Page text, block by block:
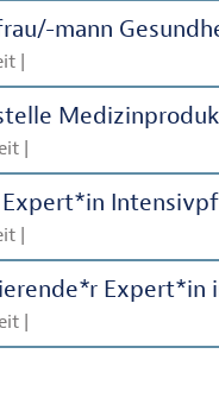
mann
|
|
|
Expert*in
|